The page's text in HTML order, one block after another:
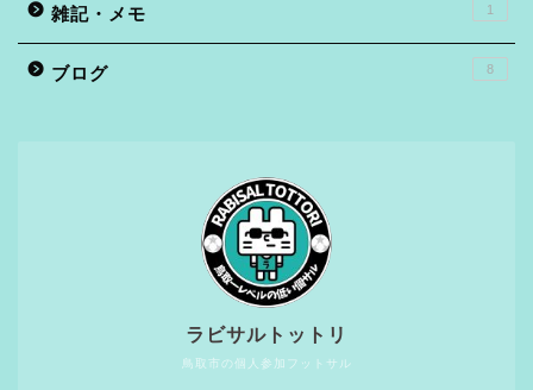
雑記・メモ 1
ブログ 8
鳥取市の個人参加フットサル
ラビサルトットリ